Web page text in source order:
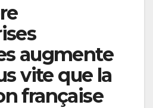
augmente
vite que la
française